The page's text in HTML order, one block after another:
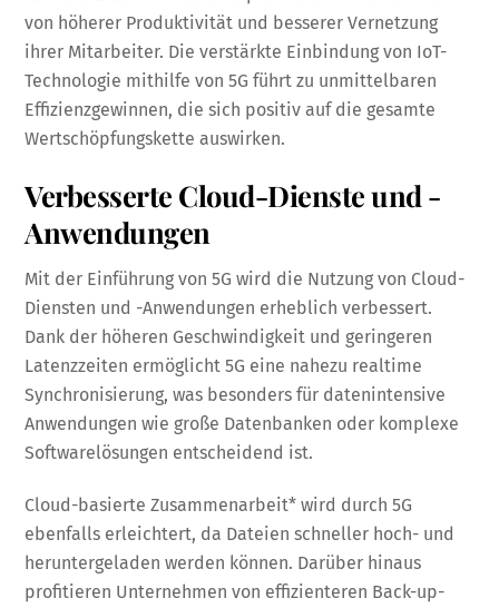
von höherer Produktivität und besserer Vernetzung
ihrer Mitarbeiter. Die verstärkte Einbindung von IoT-
Technologie mithilfe von 5G führt zu unmittelbaren
Effizienzgewinnen, die sich positiv auf die gesamte
Wertschöpfungskette auswirken.
Verbesserte Cloud-Dienste und -
Anwendungen
Mit der Einführung von 5G wird die Nutzung von Cloud-
Diensten und -Anwendungen erheblich verbessert.
Dank der höheren Geschwindigkeit und geringeren
Latenzzeiten ermöglicht 5G eine nahezu realtime
Synchronisierung, was besonders für datenintensive
Anwendungen wie große Datenbanken oder komplexe
Softwarelösungen entscheidend ist.
Cloud-basierte Zusammenarbeit* wird durch 5G
ebenfalls erleichtert, da Dateien schneller hoch- und
heruntergeladen werden können. Darüber hinaus
profitieren Unternehmen von effizienteren Back-up-